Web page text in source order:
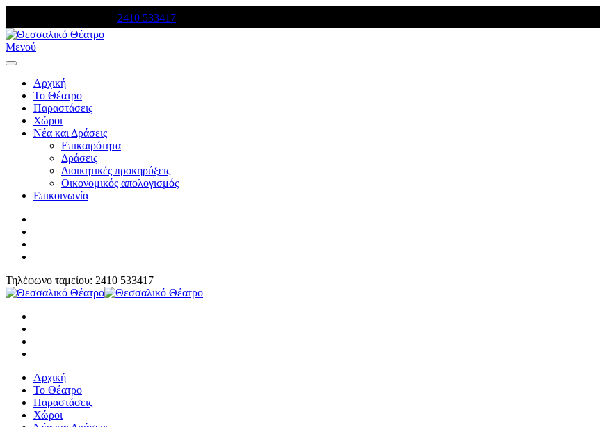
2410 533417
Μενού
Αρχική
Το Θέατρο
Παραστάσεις
Χώροι
Νέα και Δράσεις
Επικαιρότητα
Δράσεις
Διοικητικές προκηρύξεις
Οικονομικός απολογισμός
Επικοινωνία
Τηλέφωνο ταμείου: 2410 533417
Αρχική
Το Θέατρο
Παραστάσεις
Χώροι